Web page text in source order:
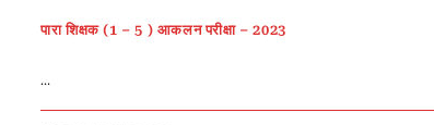
पारा शिक्षक (1 – 5 ) आकलन परीक्षा – 2023
…